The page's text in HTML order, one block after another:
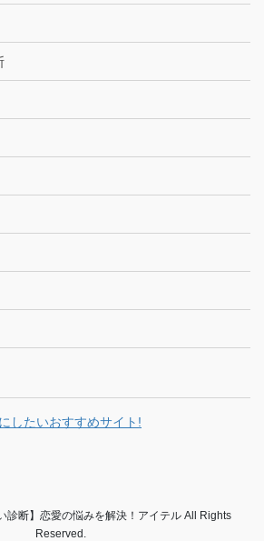
したいおすすめサイト!
診断】恋愛の悩みを解決！アイテル All Rights
Reserved.